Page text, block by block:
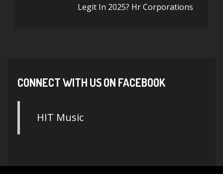
Legit In 2025? Hr Corporations
CONNECT WITH US ON FACEBOOK
HIT Music